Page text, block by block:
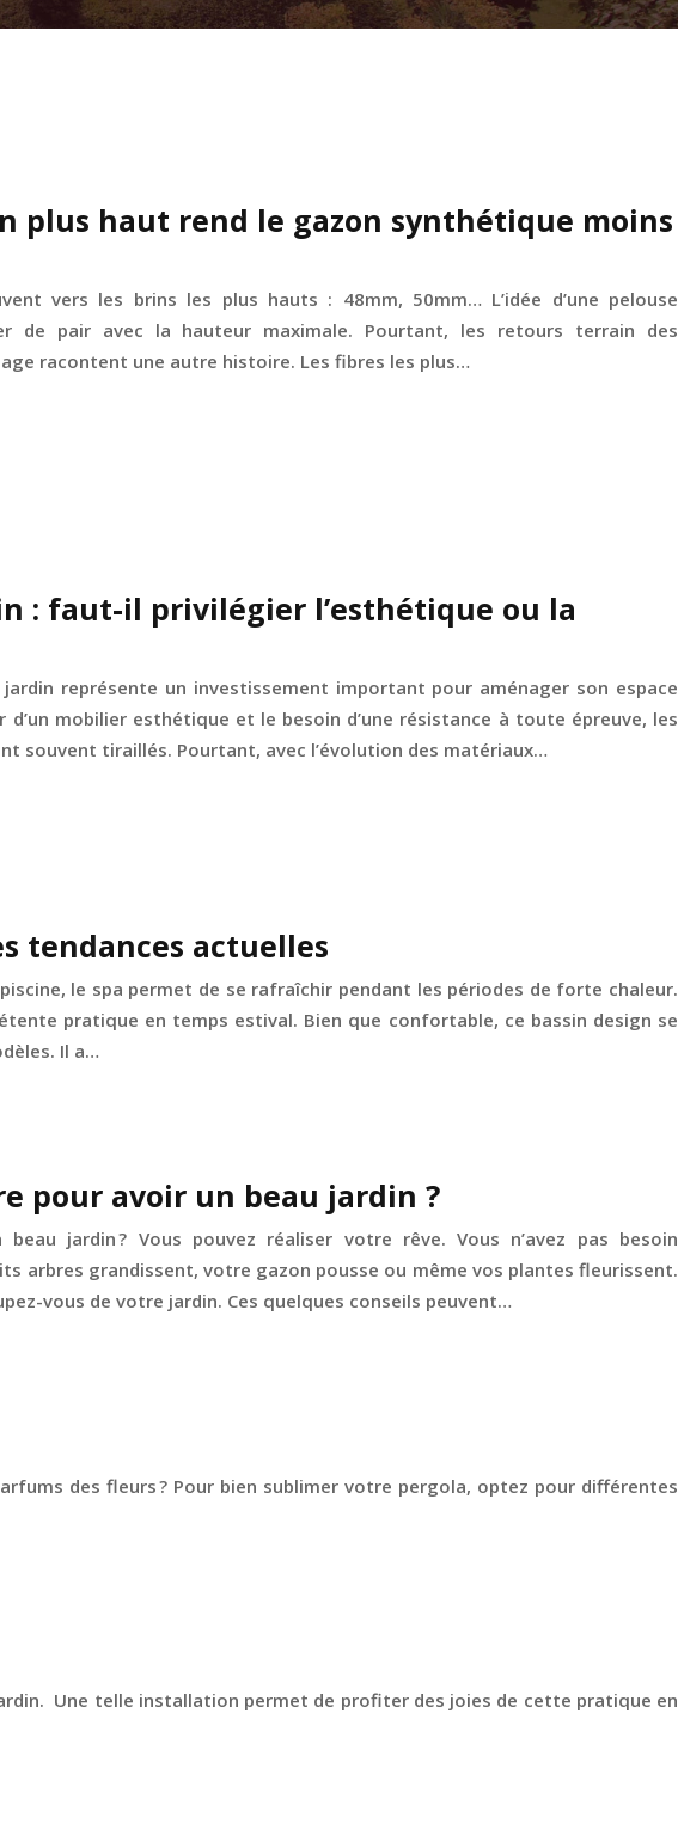
plus haut rend le gazon synthétique moins
vers les brins les plus hauts : 48mm, 50mm… L’idée d’une pelouse
de pair avec la hauteur maximale. Pourtant, les retours terrain des
racontent une autre histoire. Les fibres les plus…
: faut-il privilégier l’esthétique ou la
jardin représente un investissement important pour aménager son espace
d’un mobilier esthétique et le besoin d’une résistance à toute épreuve, les
souvent tiraillés. Pourtant, avec l’évolution des matériaux…
tendances actuelles
le spa permet de se rafraîchir pendant les périodes de forte chaleur.
pratique en temps estival. Bien que confortable, ce bassin design se
Il a…
pour avoir un beau jardin ?
beau jardin ? Vous pouvez réaliser votre rêve. Vous n’avez pas besoin
arbres grandissent, votre gazon pousse ou même vos plantes fleurissent.
vous de votre jardin. Ces quelques conseils peuvent…
des fleurs ? Pour bien sublimer votre pergola, optez pour différentes
Une telle installation permet de profiter des joies de cette pratique en